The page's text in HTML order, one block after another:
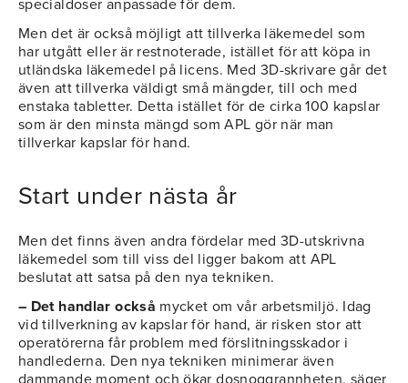
specialdoser anpassade för dem.
Men det är också möjligt att tillverka läkemedel som
har utgått eller är restnoterade, istället för att köpa in
utländska läkemedel på licens. Med 3D-skrivare går det
även att tillverka väldigt små mängder, till och med
enstaka tabletter. Detta istället för de cirka 100 kapslar
som är den minsta mängd som APL gör när man
tillverkar kapslar för hand.
Start under nästa år
Men det finns även andra fördelar med 3D-utskrivna
läkemedel som till viss del ligger bakom att APL
beslutat att satsa på den nya tekniken.
– Det handlar också mycket om vår arbetsmiljö. Idag
vid tillverkning av kapslar för hand, är risken stor att
operatörerna får problem med förslitningsskador i
handlederna. Den nya tekniken minimerar även
dammande moment och ökar dosnoggrannheten, säger